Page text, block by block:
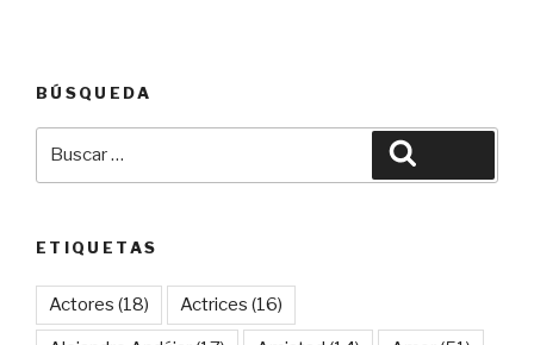
BÚSQUEDA
ETIQUETAS
Actores (18) Actrices (16)